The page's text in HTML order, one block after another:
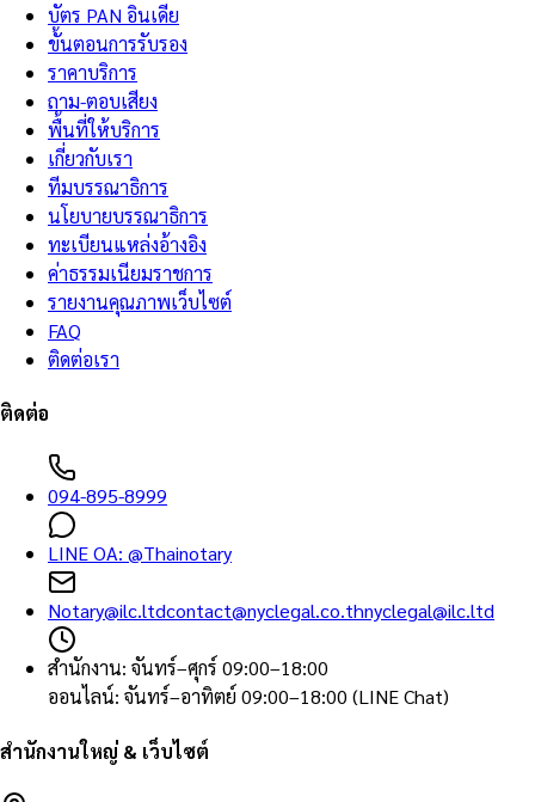
บัตร PAN อินเดีย
ขั้นตอนการรับรอง
ราคาบริการ
ถาม-ตอบเสียง
พื้นที่ให้บริการ
เกี่ยวกับเรา
ทีมบรรณาธิการ
นโยบายบรรณาธิการ
ทะเบียนแหล่งอ้างอิง
ค่าธรรมเนียมราชการ
รายงานคุณภาพเว็บไซต์
FAQ
ติดต่อเรา
ติดต่อ
094-895-8999
LINE OA: @Thainotary
Notary@ilc.ltdcontact@nyclegal.co.thnyclegal@ilc.ltd
สำนักงาน: จันทร์–ศุกร์ 09:00–18:00
ออนไลน์: จันทร์–อาทิตย์ 09:00–18:00 (LINE Chat)
สำนักงานใหญ่ & เว็บไซต์